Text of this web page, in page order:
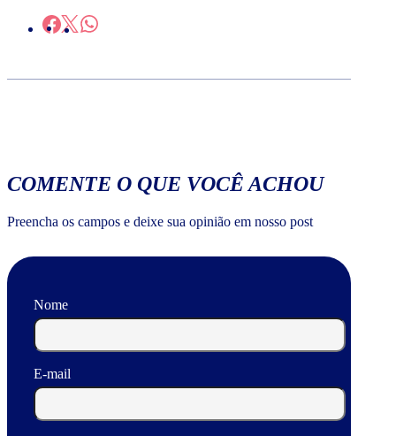
COMENTE O QUE VOCÊ ACHOU
Preencha os campos e deixe sua opinião em nosso post
Nome
E-mail